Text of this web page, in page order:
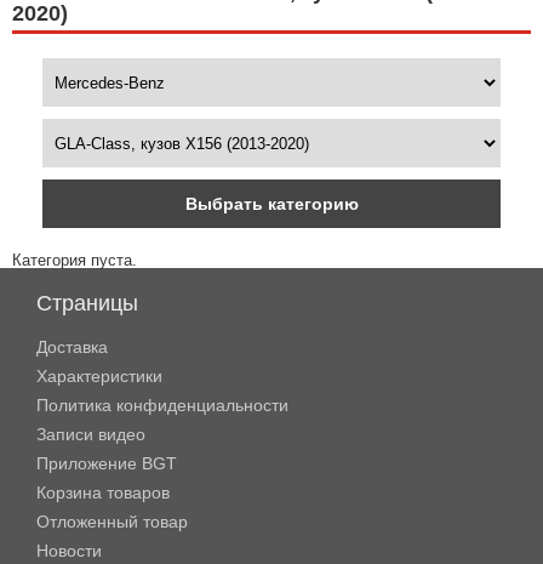
2020)
Выбрать категорию
Категория пуста.
Страницы
Доставка
Характеристики
Политика конфиденциальности
Записи видео
Приложение BGT
Корзина товаров
Отложенный товар
Новости